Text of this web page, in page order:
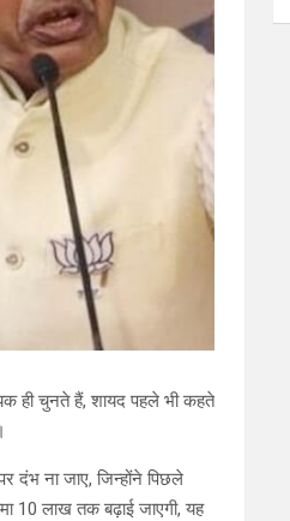
ही चुनते हैं, शायद पहले भी कहते
दंभ ना जाए, जिन्होंने पिछले
10 लाख तक बढ़ाई जाएगी, यह